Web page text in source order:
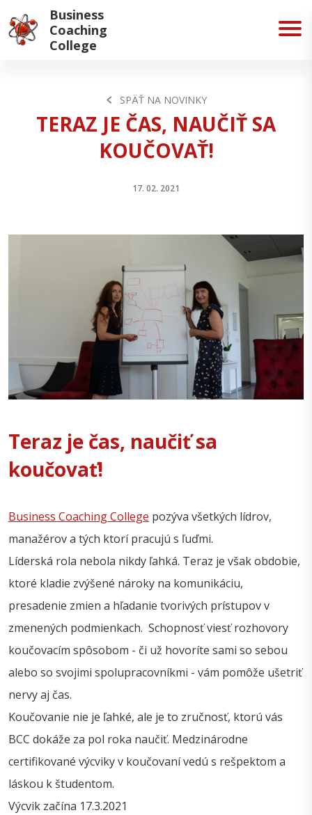
Business
Coaching
College
SPÄŤ NA NOVINKY
TERAZ JE ČAS, NAUČIŤ SA
KOUČOVAŤ!
17. 02. 2021
Teraz je čas, naučiť sa
koučovať!
Business Coaching College pozýva všetkých lídrov,
manažérov a tých ktorí pracujú s ľuďmi.
Líderská rola nebola nikdy ľahká. Teraz je však obdobie,
ktoré kladie zvýšené nároky na komunikáciu,
presadenie zmien a hľadanie tvorivých prístupov v
zmenených podmienkach. Schopnosť viesť rozhovory
koučovacím spôsobom - či už hovoríte sami so sebou
alebo so svojimi spolupracovníkmi - vám pomôže ušetriť
nervy aj čas.
Koučovanie nie je ľahké, ale je to zručnosť, ktorú vás
BCC dokáže za pol roka naučiť. Medzinárodne
certifikované výcviky v koučovaní vedú s rešpektom a
láskou k študentom.
Výcvik začína 17.3.2021